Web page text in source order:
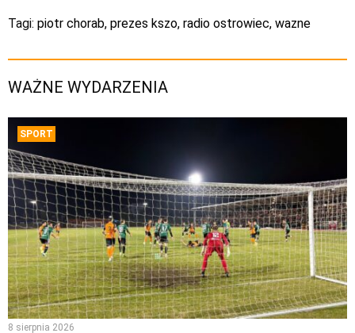
Tagi: piotr chorab, prezes kszo, radio ostrowiec, wazne
WAŻNE WYDARZENIA
SPORT
8 sierpnia 2026